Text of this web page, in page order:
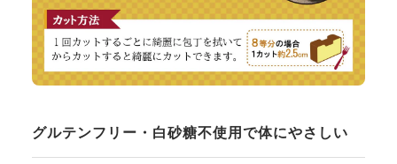
グルテンフリー・白砂糖不使用で体にやさしい